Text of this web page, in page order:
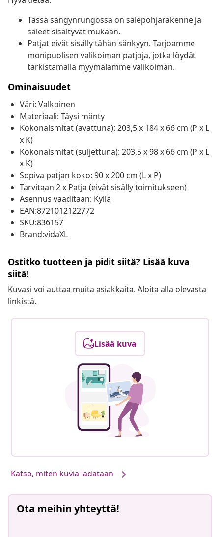
Tässä sängynrungossa on sälepohjarakenne ja
säleet sisältyvät mukaan.
Patjat eivät sisälly tähän sänkyyn. Tarjoamme
monipuolisen valikoiman patjoja, jotka löydät
tarkistamalla myymälämme valikoiman.
Ominaisuudet
Väri: Valkoinen
Materiaali: Täysi mänty
Kokonaismitat (avattuna): 203,5 x 184 x 66 cm (P x L
x K)
Kokonaismitat (suljettuna): 203,5 x 98 x 66 cm (P x L
x K)
Sopiva patjan koko: 90 x 200 cm (L x P)
Tarvitaan 2 x Patja (eivät sisälly toimitukseen)
Asennus vaaditaan: Kyllä
EAN:8721012122772
SKU:836157
Brand:vidaXL
Ostitko tuotteen ja pidit siitä? Lisää kuva
siitä!
Kuvasi voi auttaa muita asiakkaita. Aloita alla olevasta
linkistä.
Lisää kuva
Katso, miten kuvia ladataan
Ota meihin yhteyttä!